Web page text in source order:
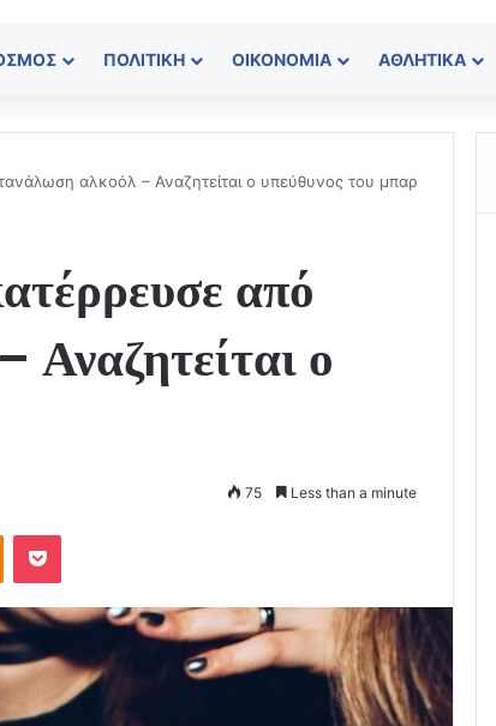
ΠΟΛΙΤΙΚΉ ΟΙΚΟΝΟΜΊΑ ΑΘΛΗΤΙΚΆ
αλκοόλ – Αναζητείται ο υπεύθυνος του μπαρ
από
ο
75 Less than a minute
Odnoklassniki
Pocket